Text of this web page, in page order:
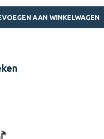
AAN WINKELWAGEN